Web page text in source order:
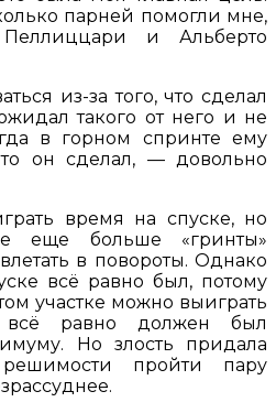
парней помогли мне,
и Альберто
из-за того, что сделал
такого от него и не
в горном спринте ему
он сделал, — довольно
время на спуске, но
еще больше «гринты»
в повороты. Однако
всё равно был, потому
участке можно выиграть
равно должен был
Но злость придала
пройти пару